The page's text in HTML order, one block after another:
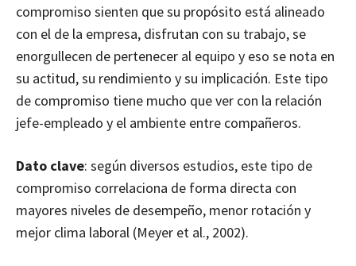
compromiso sienten que su propósito está alineado
con el de la empresa, disfrutan con su trabajo, se
enorgullecen de pertenecer al equipo y eso se nota en
su actitud, su rendimiento y su implicación. Este tipo
de compromiso tiene mucho que ver con la relación
jefe-empleado y el ambiente entre compañeros.
Dato clave: según diversos estudios, este tipo de
compromiso correlaciona de forma directa con
mayores niveles de desempeño, menor rotación y
mejor clima laboral (Meyer et al., 2002).